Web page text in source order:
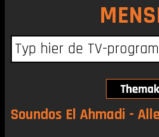
Soundos El Ahmadi -